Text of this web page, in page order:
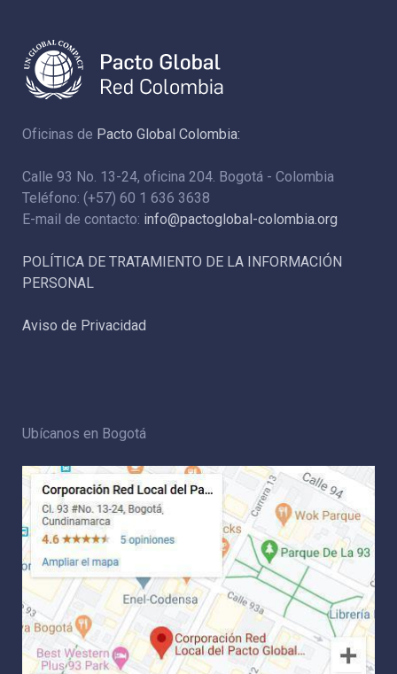
Oficinas de Pacto Global Colombia:
Calle 93 No. 13-24, oficina 204. Bogotá - Colombia
Teléfono: (+57) 60 1 636 3638
E-mail de contacto: info@pactoglobal-colombia.org
POLÍTICA DE TRATAMIENTO DE LA INFORMACIÓN
PERSONAL
Aviso de Privacidad
Ubícanos en Bogotá